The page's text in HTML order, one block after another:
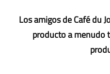
Los amigos de Café du
producto a menudo